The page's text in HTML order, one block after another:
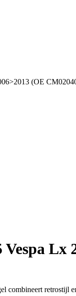
(OE
Lx
combineert retrostijl